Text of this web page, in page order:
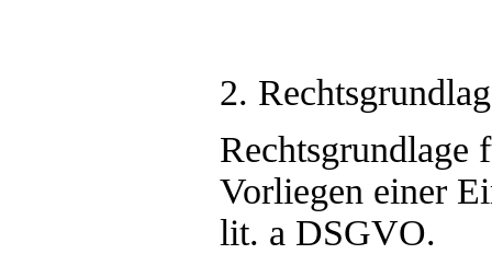
2.
Rechtsgrundlage
Vorliegen einer
lit. a DSGVO.